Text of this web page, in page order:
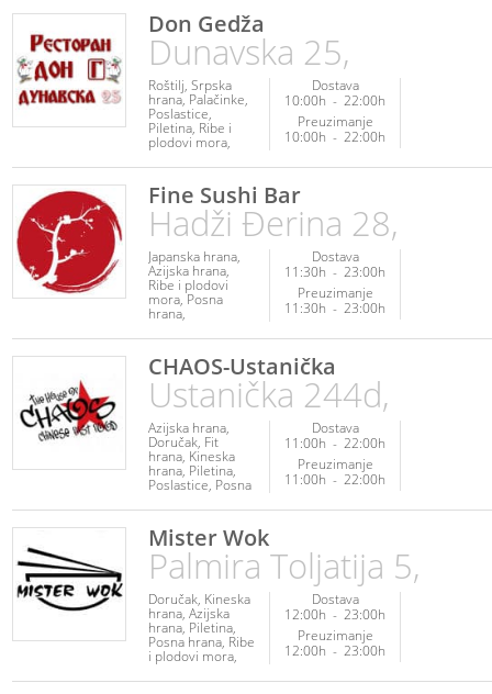
Don Gedža
Dunavska 25,
Roštilj Srpska
hrana Palačinke
Poslastice
Piletina Ribe i
plodovi mora
Kuvana jela
Dostava
10:00h - 22:00h
Preuzimanje
10:00h - 22:00h
Fine Sushi Bar
Hadži Đerina 28,
Japanska hrana
Azijska hrana
Ribe i plodovi
mora Posna
hrana
hrana Veganska
hrana Napici
Dostava
11:30h - 23:00h
Preuzimanje
11:30h - 23:00h
CHAOS-Ustanička
Ustanička 244d,
Azijska hrana
Doručak Fit
hrana Kineska
hrana Piletina
Poslastice Posna
plodovi mora
Veganska hrana
Vegetarijanska
hrana
Dostava
11:00h - 22:00h
Preuzimanje
11:00h - 22:00h
Mister Wok
Palmira Toljatija 5,
Doručak Kineska
hrana Azijska
hrana Piletina
Posna hrana Ribe
i plodovi mora
Veganska hrana
Vegetarijanska
Dostava
12:00h - 23:00h
Preuzimanje
12:00h - 23:00h